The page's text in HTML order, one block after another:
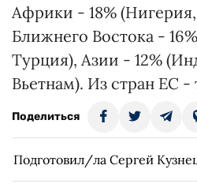
Африки - 18%
Ближнего Востока -
Турция), Азии - 12%
Вьетнам). Из стран ЕС -
Поделиться
Подготовил/ла Сергей